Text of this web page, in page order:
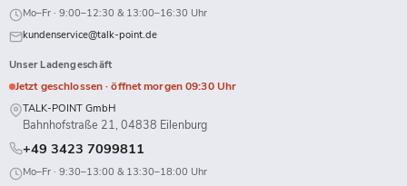
Mo–Fr · 9:00–12:30 & 13:00–16:30 Uhr
kundenservice@talk-point.de
Unser Ladengeschäft
Jetzt geschlossen · öffnet morgen 09:30 Uhr
TALK-POINT GmbH
Bahnhofstraße 21, 04838 Eilenburg
+49 3423 7099811
Mo–Fr · 9:30–13:00 & 13:30–18:00 Uhr